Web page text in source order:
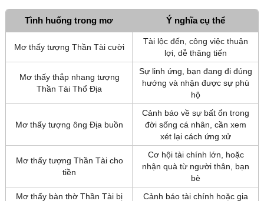
Tình huống trong mơ Ý nghĩa cụ thể
Mơ thấy tượng Thần Tài cười
Tài lộc đến, công việc thuận
lợi, dễ thăng tiến
Mơ thấy thắp nhang tượng
Thần Tài Thổ Địa
Sự linh ứng, bạn đang đi đúng
hướng và nhận được sự phù
hộ
Mơ thấy tượng ông Địa buồn
Cảnh báo về sự bất ổn trong
đời sống cá nhân, cần xem
xét lại cách ứng xử
Mơ thấy tượng Thần Tài cho
tiền
Cơ hội tài chính lớn, hoặc
nhận quà từ người thân, bạn
bè
Mơ thấy bàn thờ Thần Tài bị
Cảnh báo tài chính hoặc gia